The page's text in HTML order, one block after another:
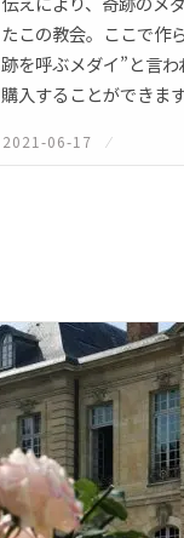
たこの教会。ここで作
跡を呼ぶメダイ”と言
購入することができます
投
稿
日:
2021-06-17